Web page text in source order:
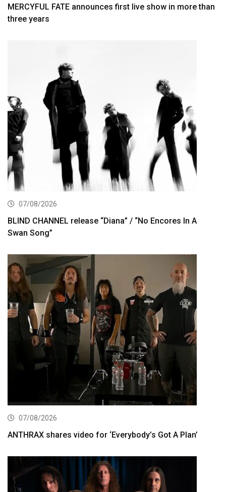
MERCYFUL FATE announces first live show in more than
three years
07/08/2026
BLIND CHANNEL release “Diana” / “No Encores In A
Swan Song”
07/08/2026
ANTHRAX shares video for ‘Everybody’s Got A Plan’